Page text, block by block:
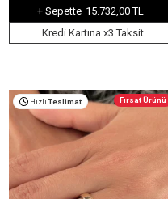
+ Sepette 15.732,00 TL
Kredi Kartına x3 Taksit
Hızlı Teslimat Fırsat Ürünü